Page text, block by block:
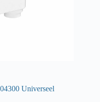
Universeel